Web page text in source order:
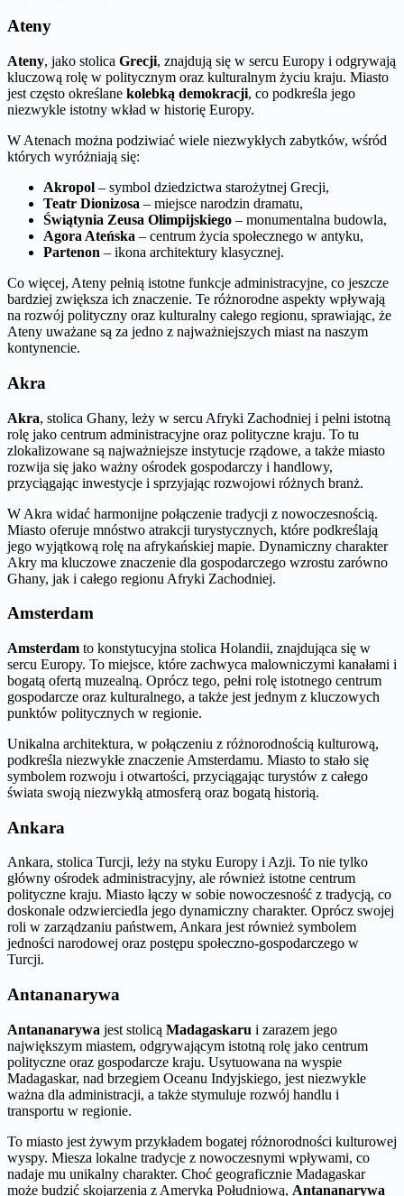
Ateny
Ateny, jako stolica Grecji, znajdują się w sercu Europy i odgrywają
kluczową rolę w politycznym oraz kulturalnym życiu kraju. Miasto
jest często określane kolebką demokracji, co podkreśla jego
niezwykle istotny wkład w historię Europy.
W Atenach można podziwiać wiele niezwykłych zabytków, wśród
których wyróżniają się:
Akropol – symbol dziedzictwa starożytnej Grecji,
Teatr Dionizosa – miejsce narodzin dramatu,
Świątynia Zeusa Olimpijskiego – monumentalna budowla,
Agora Ateńska – centrum życia społecznego w antyku,
Partenon – ikona architektury klasycznej.
Co więcej, Ateny pełnią istotne funkcje administracyjne, co jeszcze
bardziej zwiększa ich znaczenie. Te różnorodne aspekty wpływają
na rozwój polityczny oraz kulturalny całego regionu, sprawiając, że
Ateny uważane są za jedno z najważniejszych miast na naszym
kontynencie.
Akra
Akra, stolica Ghany, leży w sercu Afryki Zachodniej i pełni istotną
rolę jako centrum administracyjne oraz polityczne kraju. To tu
zlokalizowane są najważniejsze instytucje rządowe, a także miasto
rozwija się jako ważny ośrodek gospodarczy i handlowy,
przyciągając inwestycje i sprzyjając rozwojowi różnych branż.
W Akra widać harmonijne połączenie tradycji z nowoczesnością.
Miasto oferuje mnóstwo atrakcji turystycznych, które podkreślają
jego wyjątkową rolę na afrykańskiej mapie. Dynamiczny charakter
Akry ma kluczowe znaczenie dla gospodarczego wzrostu zarówno
Ghany, jak i całego regionu Afryki Zachodniej.
Amsterdam
Amsterdam to konstytucyjna stolica Holandii, znajdująca się w
sercu Europy. To miejsce, które zachwyca malowniczymi kanałami i
bogatą ofertą muzealną. Oprócz tego, pełni rolę istotnego centrum
gospodarcze oraz kulturalnego, a także jest jednym z kluczowych
punktów politycznych w regionie.
Unikalna architektura, w połączeniu z różnorodnością kulturową,
podkreśla niezwykłe znaczenie Amsterdamu. Miasto to stało się
symbolem rozwoju i otwartości, przyciągając turystów z całego
świata swoją niezwykłą atmosferą oraz bogatą historią.
Ankara
Ankara, stolica Turcji, leży na styku Europy i Azji. To nie tylko
główny ośrodek administracyjny, ale również istotne centrum
polityczne kraju. Miasto łączy w sobie nowoczesność z tradycją, co
doskonale odzwierciedla jego dynamiczny charakter. Oprócz swojej
roli w zarządzaniu państwem, Ankara jest również symbolem
jedności narodowej oraz postępu społeczno-gospodarczego w
Turcji.
Antananarywa
Antananarywa jest stolicą Madagaskaru i zarazem jego
największym miastem, odgrywającym istotną rolę jako centrum
polityczne oraz gospodarcze kraju. Usytuowana na wyspie
Madagaskar, nad brzegiem Oceanu Indyjskiego, jest niezwykle
ważna dla administracji, a także stymuluje rozwój handlu i
transportu w regionie.
To miasto jest żywym przykładem bogatej różnorodności kulturowej
wyspy. Miesza lokalne tradycje z nowoczesnymi wpływami, co
nadaje mu unikalny charakter. Choć geograficznie Madagaskar
może budzić skojarzenia z Ameryką Południową, Antananarywa